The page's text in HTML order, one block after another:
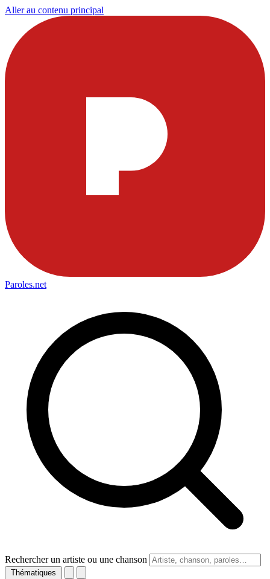
Aller au contenu principal
Paroles.net
Rechercher un artiste ou une chanson
Thématiques